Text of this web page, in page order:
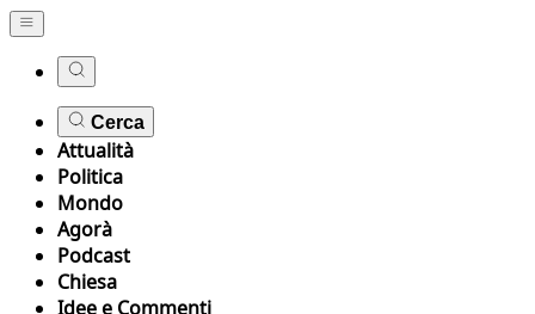
Cerca
Attualità
Politica
Mondo
Agorà
Podcast
Chiesa
Idee e Commenti